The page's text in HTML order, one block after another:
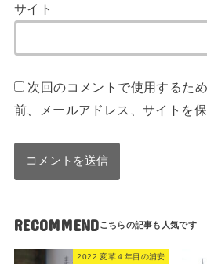
サイト
次回のコメントで使用するた
前、メールアドレス、サイトを保
RECOMMEND
2022 変革４年目の浦安